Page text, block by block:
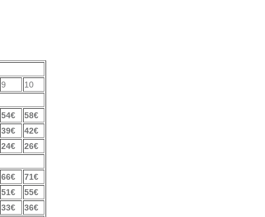
9 10
54€
58€
39€
42€
24€
26€
66€
71€
51€
55€
33€
36€